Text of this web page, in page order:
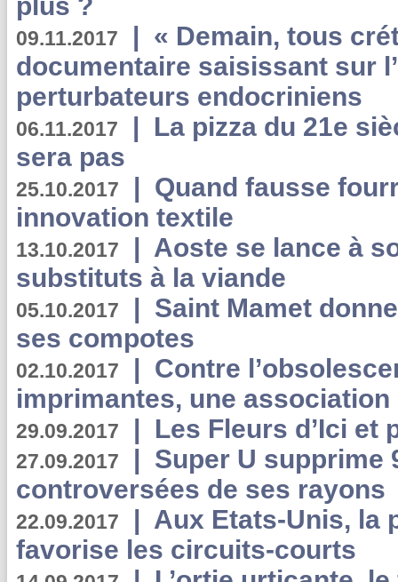
09.11.2017 | « Demain, tous
documentaire saisissant sur
perturbateurs endocriniens
06.11.2017 | La pizza du 21e
sera pas
25.10.2017 | Quand fausse
innovation textile
13.10.2017 | Aoste se lance à
substituts à la viande
05.10.2017 | Saint Mamet
ses compotes
02.10.2017 | Contre
imprimantes, une
29.09.2017 | Les Fleurs d’Ici et
27.09.2017 | Super U supprime
controversées de ses rayons
22.09.2017 | Aux Etats-Unis, la
favorise les circuits-courts